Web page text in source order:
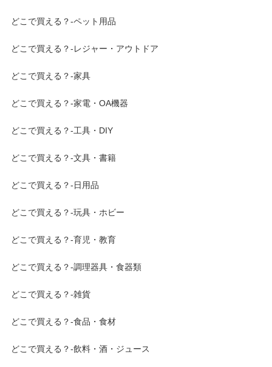
どこで買える？-ペット用品
どこで買える？-レジャー・アウトドア
どこで買える？-家具
どこで買える？-家電・OA機器
どこで買える？-工具・DIY
どこで買える？-文具・書籍
どこで買える？-日用品
どこで買える？-玩具・ホビー
どこで買える？-育児・教育
どこで買える？-調理器具・食器類
どこで買える？-雑貨
どこで買える？-食品・食材
どこで買える？-飲料・酒・ジュース